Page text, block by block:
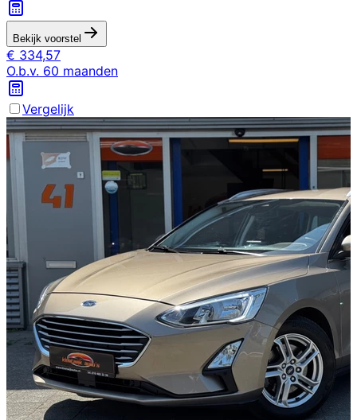
Bekijk voorstel
€ 334,57
O.b.v. 60 maanden
Vergelijk